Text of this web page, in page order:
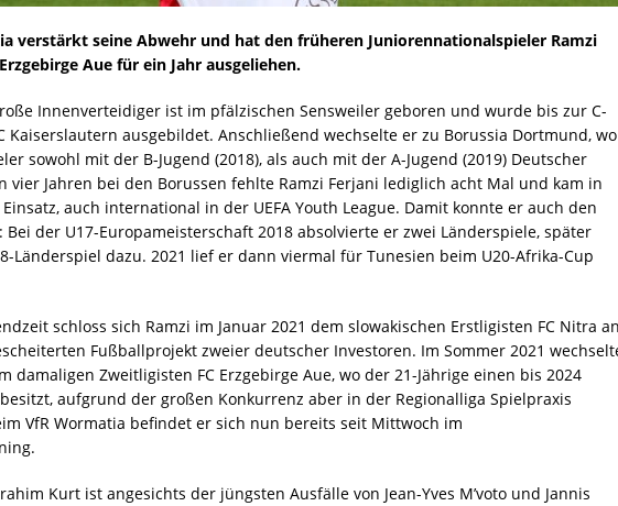
verstärkt seine Abwehr und hat den früheren Juniorennationalspieler Ramzi
Aue für ein Jahr ausgeliehen.
Innenverteidiger ist im pfälzischen Sensweiler geboren und wurde bis zur C-
Kaiserslautern ausgebildet. Anschließend wechselte er zu Borussia Dortmund, wo
sowohl mit der B-Jugend (2018), als auch mit der A-Jugend (2019) Deutscher
vier Jahren bei den Borussen fehlte Ramzi Ferjani lediglich acht Mal und kam in
auch international in der UEFA Youth League. Damit konnte er auch den
Bei der U17-Europameisterschaft 2018 absolvierte er zwei Länderspiele, später
Länderspiel dazu. 2021 lief er dann viermal für Tunesien beim U20-Afrika-Cup
schloss sich Ramzi im Januar 2021 dem slowakischen Erstligisten FC Nitra
Fußballprojekt zweier deutscher Investoren. Im Sommer 2021
damaligen Zweitligisten FC Erzgebirge Aue, wo der 21-Jährige einen bis 2024
aufgrund der großen Konkurrenz aber in der Regionalliga Spielpraxis
VfR Wormatia befindet er sich nun bereits seit Mittwoch im
Kurt ist angesichts der jüngsten Ausfälle von Jean-Yves M’voto und Jannis